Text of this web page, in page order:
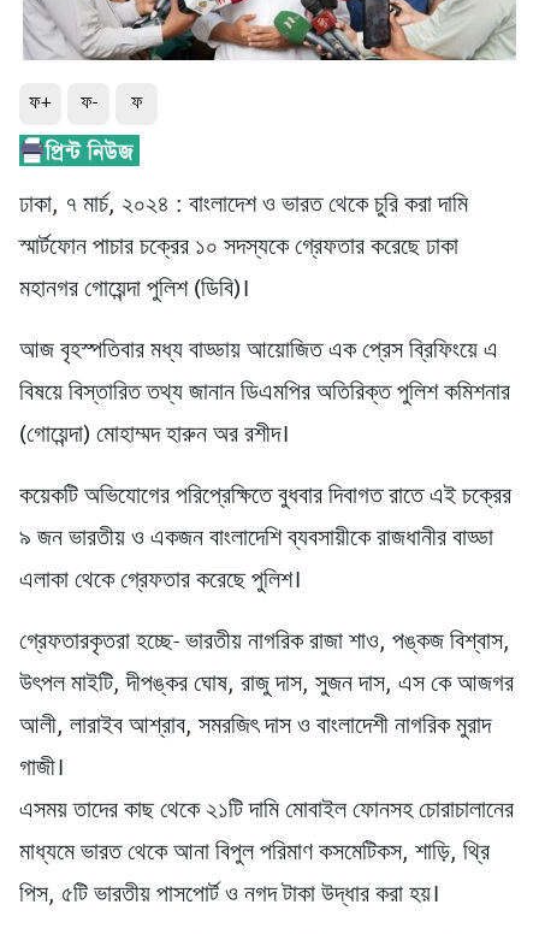
ফ+ ফ- ফ
ঢাকা, ৭ মার্চ, ২০২৪ : বাংলাদেশ ও ভারত থেকে চুরি করা দামি
স্মার্টফোন পাচার চক্রের ১০ সদস্যকে গ্রেফতার করেছে ঢাকা
মহানগর গোয়েন্দা পুলিশ (ডিবি)।
আজ বৃহস্পতিবার মধ্য বাড্ডায় আয়োজিত এক প্রেস ব্রিফিংয়ে এ
বিষয়ে বিস্তারিত তথ্য জানান ডিএমপির অতিরিক্ত পুলিশ কমিশনার
(গোয়েন্দা) মোহাম্মদ হারুন অর রশীদ।
কয়েকটি অভিযোগের পরিপ্রেক্ষিতে বুধবার দিবাগত রাতে এই চক্রের
৯ জন ভারতীয় ও একজন বাংলাদেশি ব্যবসায়ীকে রাজধানীর বাড্ডা
এলাকা থেকে গ্রেফতার করেছে পুলিশ।
গ্রেফতারকৃতরা হচ্ছে- ভারতীয় নাগরিক রাজা শাও, পঙ্কজ বিশ্বাস,
উৎপল মাইটি, দীপঙ্কর ঘোষ, রাজু দাস, সুজন দাস, এস কে আজগর
আলী, লারাইব আশ্রাব, সমরজিৎ দাস ও বাংলাদেশী নাগরিক মুরাদ
গাজী।
এসময় তাদের কাছ থেকে ২১টি দামি মোবাইল ফোনসহ চোরাচালানের
মাধ্যমে ভারত থেকে আনা বিপুল পরিমাণ কসমেটিকস, শাড়ি, থ্রি
পিস, ৫টি ভারতীয় পাসপোর্ট ও নগদ টাকা উদ্ধার করা হয়।